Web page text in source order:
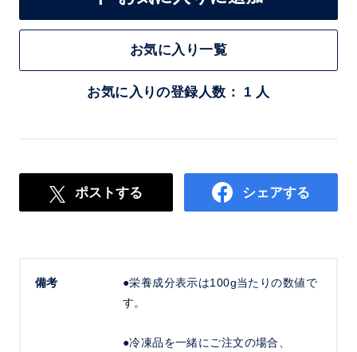
お気に入り一覧
お気に入りの登録人数： 1 人
ポストする シェアする
備考
●栄養成分表示は100g当たりの数値で
す。
●冷凍品を一緒にご注文の場合、